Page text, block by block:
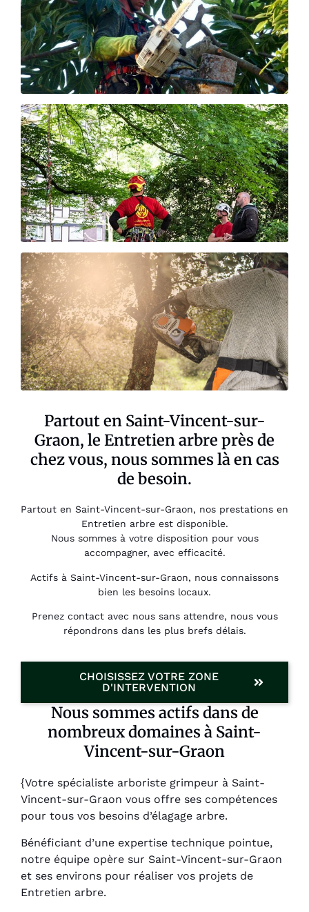
Partout en Saint-Vincent-sur-
Graon, le Entretien arbre près de
chez vous, nous sommes là en cas
de besoin.
Partout en Saint-Vincent-sur-Graon, nos prestations en
Entretien arbre est disponible.
Nous sommes à votre disposition pour vous
accompagner, avec efficacité.
Actifs à Saint-Vincent-sur-Graon, nous connaissons
bien les besoins locaux.
Prenez contact avec nous sans attendre, nous vous
répondrons dans les plus brefs délais.
CHOISISSEZ VOTRE ZONE
D'INTERVENTION
Nous sommes actifs dans de
nombreux domaines à Saint-
Vincent-sur-Graon
{Votre spécialiste arboriste grimpeur à Saint-
Vincent-sur-Graon vous offre ses compétences
pour tous vos besoins d’élagage arbre.
Bénéficiant d’une expertise technique pointue,
notre équipe opère sur Saint-Vincent-sur-Graon
et ses environs pour réaliser vos projets de
Entretien arbre.